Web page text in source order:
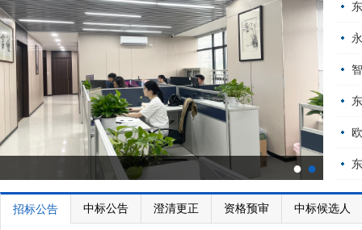
● ●
招标公告 中标公告 澄清更正 资格预审 中标候选人